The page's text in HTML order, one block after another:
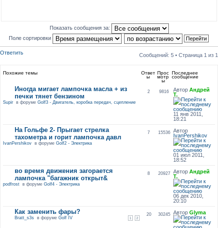
Показать сообщения за:
Поле сортировки
Ответить Сообщений: 5 • Страница 1 из 1
Похожие темы Ответ
ы
Прос
мотр
ы
Последнее
сообщение
Иногда мигает лампочка масла + из
печки тянет бензином
Supirв форуме Golf3 - Двигатель, коробка передач, сцепление
2 9816 АвторАндрей
Т.
11 янв 2011,
18:21
На Гольфе 2- Прыгает стрелка
тахометра и горит лампочка давл
IvanPershikovв форуме Golf2 - Электрика
7 15536
Автор
IvanPershikov
01 июл 2011,
18:52
во время движения загорается
лампочка "багажник открыт&
podfrostв форуме Golf4 - Электрика
8 20927 АвторАндрей
Т.
06 дек 2010,
20:10
Как заменить фары?
1 2
Bratt_s3sв форуме Golf IV
20 30245 АвторGlyma